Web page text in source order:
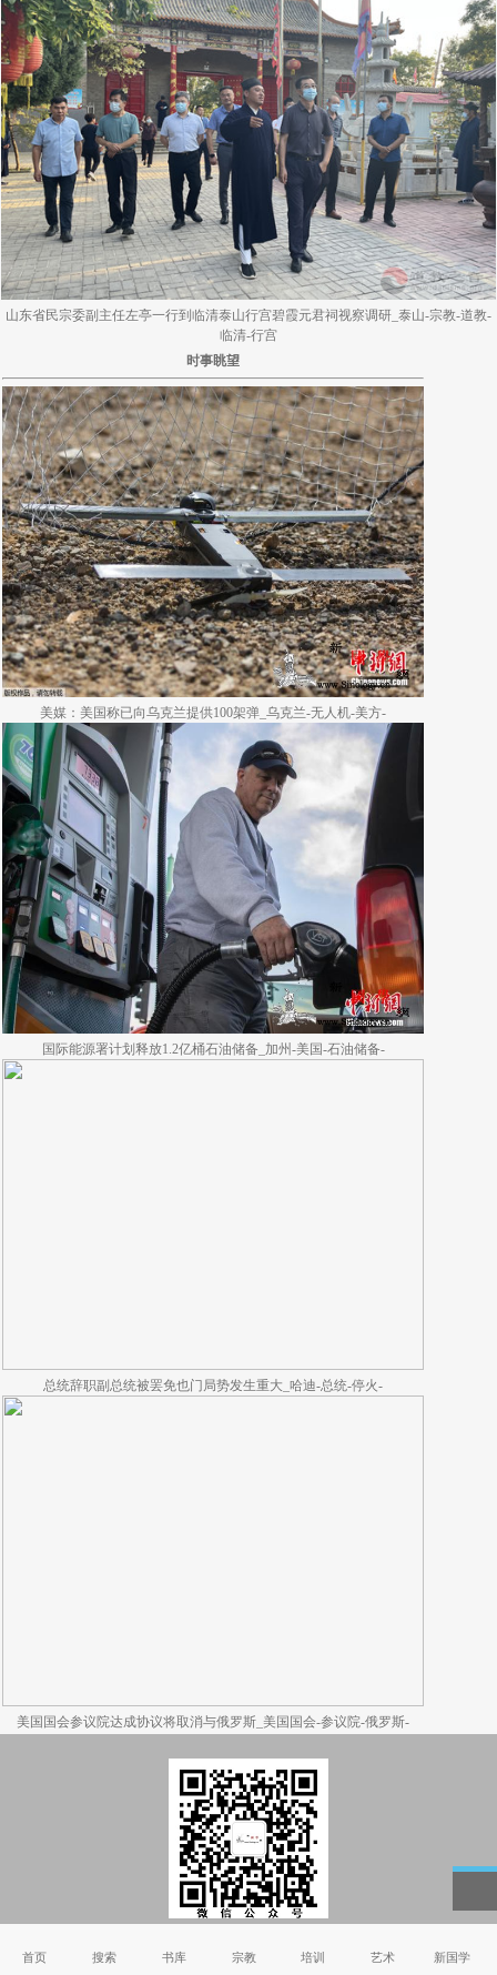
山东省民宗委副主任左亭一行到临清泰山行宫碧霞元君祠视察调研_泰山-宗教-道教-
临清-行宫
时事眺望
美媒：美国称已向乌克兰提供100架弹_乌克兰-无人机-美方-
国际能源署计划释放1.2亿桶石油储备_加州-美国-石油储备-
总统辞职副总统被罢免也门局势发生重大_哈迪-总统-停火-
美国国会参议院达成协议将取消与俄罗斯_美国国会-参议院-俄罗斯-
Copyright © 2002-2011 国学书院_国学班 版权所有
首页 搜索 书库 宗教 培训 艺术 新国学